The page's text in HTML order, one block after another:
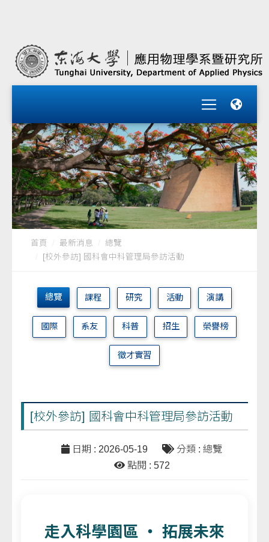
首頁 最新消息
總覽
[校外參訪] 國科會中科管理局參訪活動
總覽 課程 研究 活動 演講
國際 系友 科普 招生 榮譽榜
徵才實習
[校外參訪] 國科會中科管理局參訪活動
日期 : 2026-05-19
分類 : 總覽
點閱 : 572
走入科學園區 ‧ 拓展未來